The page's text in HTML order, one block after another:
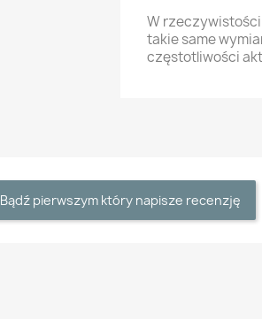
W
takie same
częstotliwości
Bądź pierwszym który napisze recenzję